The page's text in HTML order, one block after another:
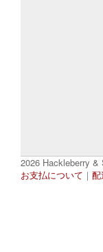
2026 Hackleberry
お支払について ｜ 配